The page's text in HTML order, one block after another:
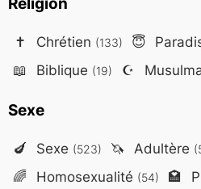
✝️ Chrétien (133) 😇
📖 Biblique (19) ☪️
Sexe
🍆 Sexe (523) 🦄 Adultère
🌈 Homosexualité (54) 🏩